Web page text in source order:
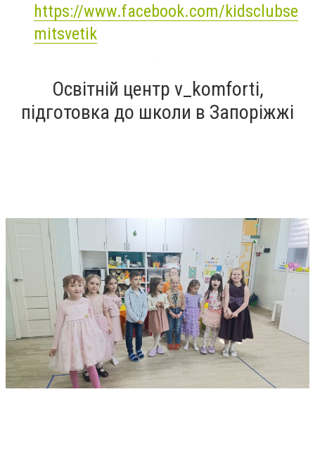
https://www.facebook.com/kidsclubse
mitsvetik
Освітній центр v_komforti,
підготовка до школи в Запоріжжі